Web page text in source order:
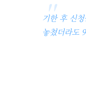
기한 후 신
놓쳤더라도